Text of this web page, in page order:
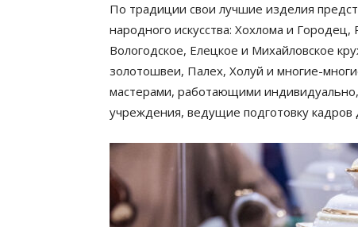
По традиции свои лучшие изделия
народного искусства: Хохлома и
Вологодское, Елецкое и Михайловское
золотошвеи, Палех, Холуй и многие-
мастерами, работающими
учреждения, ведущие подготовку кадров